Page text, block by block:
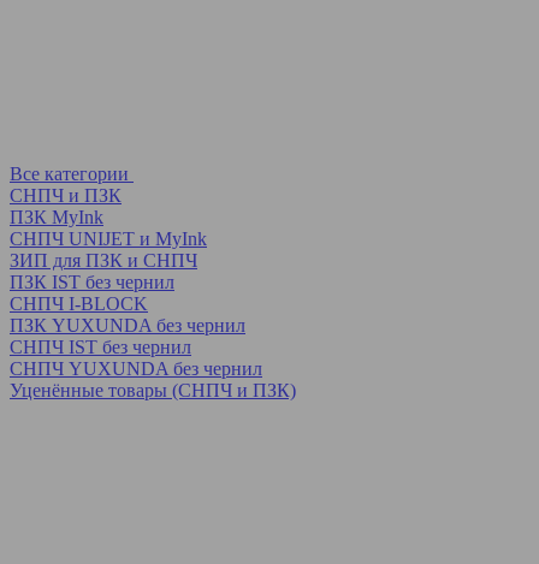
Все категории
СНПЧ и ПЗК
ПЗК MyInk
СНПЧ UNIJET и MyInk
ЗИП для ПЗК и СНПЧ
ПЗК IST без чернил
СНПЧ I-BLOCK
ПЗК YUXUNDA без чернил
СНПЧ IST без чернил
СНПЧ YUXUNDA без чернил
Уценённые товары (СНПЧ и ПЗК)